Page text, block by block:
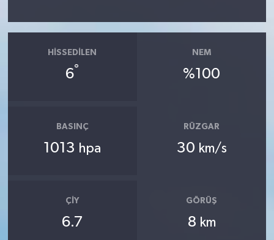
HISSEDILEN
6°
NEM
%100
BASINÇ
1013 hpa
RÜZGAR
30 km/s
ÇIY
6.7
GÖRÜŞ
8 km